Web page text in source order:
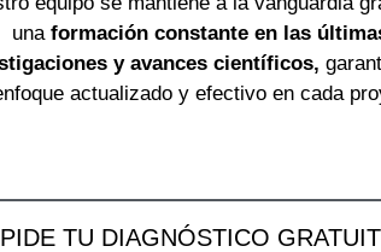
una formación constante en las
y avances científicos,
actualizado y efectivo en cada
PIDE TU DIAGNÓSTICO